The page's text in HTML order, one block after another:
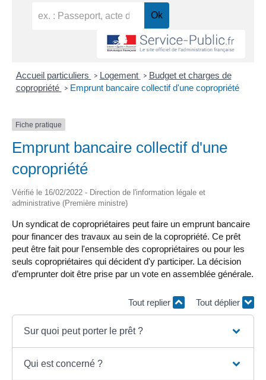
Accueil particuliers > Logement > Budget et charges de
copropriété > Emprunt bancaire collectif d'une copropriété
Fiche pratique
Emprunt bancaire collectif d'une
copropriété
Vérifié le 16/02/2022 - Direction de l'information légale et
administrative (Première ministre)
Un syndicat de copropriétaires peut faire un emprunt bancaire
pour financer des travaux au sein de la copropriété. Ce prêt
peut être fait pour l'ensemble des copropriétaires ou pour les
seuls copropriétaires qui décident d'y participer. La décision
d’emprunter doit être prise par un vote en assemblée générale.
Tout replier Tout déplier
Sur quoi peut porter le prêt ?
Qui est concerné ?